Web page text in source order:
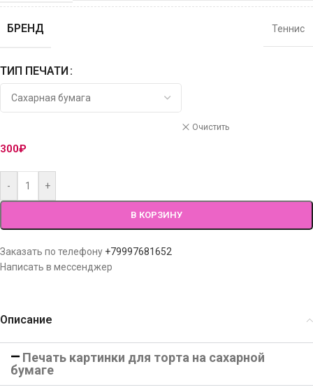
БРЕНД Теннис
ТИП ПЕЧАТИ
Очистить
300₽
- +
В КОРЗИНУ
Заказать по телефону +79997681652
Написать в мессенджер
Описание
Печать картинки для торта на сахарной
бумаге